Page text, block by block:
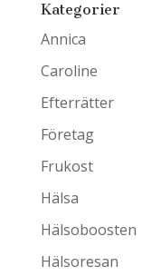
Kategorier
Annica
Caroline
Efterrätter
Företag
Frukost
Hälsa
Hälsoboosten
Hälsoresan